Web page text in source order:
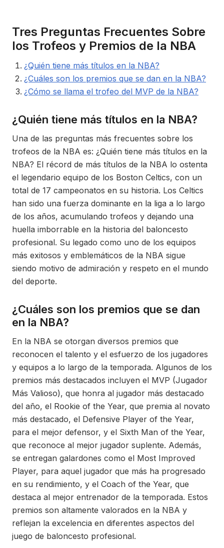
Tres Preguntas Frecuentes Sobre
los Trofeos y Premios de la NBA
¿Quién tiene más títulos en la NBA?
¿Cuáles son los premios que se dan en la NBA?
¿Cómo se llama el trofeo del MVP de la NBA?
¿Quién tiene más títulos en la NBA?
Una de las preguntas más frecuentes sobre los
trofeos de la NBA es: ¿Quién tiene más títulos en la
NBA? El récord de más títulos de la NBA lo ostenta
el legendario equipo de los Boston Celtics, con un
total de 17 campeonatos en su historia. Los Celtics
han sido una fuerza dominante en la liga a lo largo
de los años, acumulando trofeos y dejando una
huella imborrable en la historia del baloncesto
profesional. Su legado como uno de los equipos
más exitosos y emblemáticos de la NBA sigue
siendo motivo de admiración y respeto en el mundo
del deporte.
¿Cuáles son los premios que se dan
en la NBA?
En la NBA se otorgan diversos premios que
reconocen el talento y el esfuerzo de los jugadores
y equipos a lo largo de la temporada. Algunos de los
premios más destacados incluyen el MVP (Jugador
Más Valioso), que honra al jugador más destacado
del año, el Rookie of the Year, que premia al novato
más destacado, el Defensive Player of the Year,
para el mejor defensor, y el Sixth Man of the Year,
que reconoce al mejor jugador suplente. Además,
se entregan galardones como el Most Improved
Player, para aquel jugador que más ha progresado
en su rendimiento, y el Coach of the Year, que
destaca al mejor entrenador de la temporada. Estos
premios son altamente valorados en la NBA y
reflejan la excelencia en diferentes aspectos del
juego de baloncesto profesional.